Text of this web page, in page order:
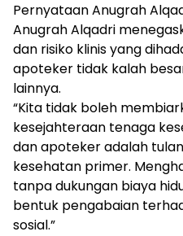
Pernyataan Anugrah
Anugrah Alqadri
dan risiko klinis yang
apoteker tidak kalah
lainnya.
“Kita tidak boleh
kesejahteraan tenaga
dan apoteker adalah
kesehatan primer.
tanpa dukungan biaya
bentuk pengabaian
sosial.”